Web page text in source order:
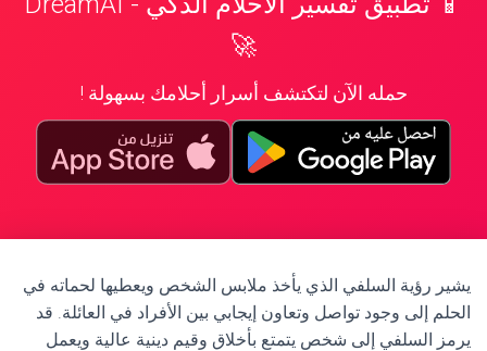
🚀
حمله الآن لتكتشف أسرار أحلامك بسهولة !
يشير رؤية السلفي الذي يأخذ ملابس الشخص ويعطيها لحماته في
الحلم إلى وجود تواصل وتعاون إيجابي بين الأفراد في العائلة. قد
يرمز السلفي إلى شخص يتمتع بأخلاق وقيم دينية عالية ويعمل